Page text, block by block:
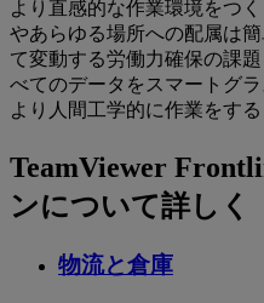
より直感的な作業環境をつ
やあらゆる場所への配属は
て変動する労働力確保の課
べてのデータをスマートグ
より人間工学的に作業をする
TeamViewer
ンについて詳しく
物流と倉庫